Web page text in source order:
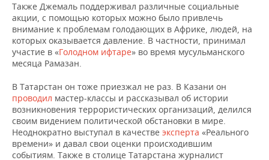
ХОККЕЙ С МЯЧОМ
ПРОИСШЕСТВИЯ
Также Джемаль поддерживал различные социальные
акции, с помощью которых можно было привлечь
внимание к проблемам голодающих в Африке, людей, на
которых оказывается давление. В частности, принимал
участие в «Голодном ифтаре» во время мусульманского
месяца Рамазан.
В Татарстан он тоже приезжал не раз. В Казани он
проводил мастер-классы и рассказывал об истории
возникновения террористических организаций, делился
своим видением политической обстановки в мире.
Неоднократно выступал в качестве эксперта «Реального
времени» и давал свои оценки происходившим
событиям. Также в столице Татарстана журналист